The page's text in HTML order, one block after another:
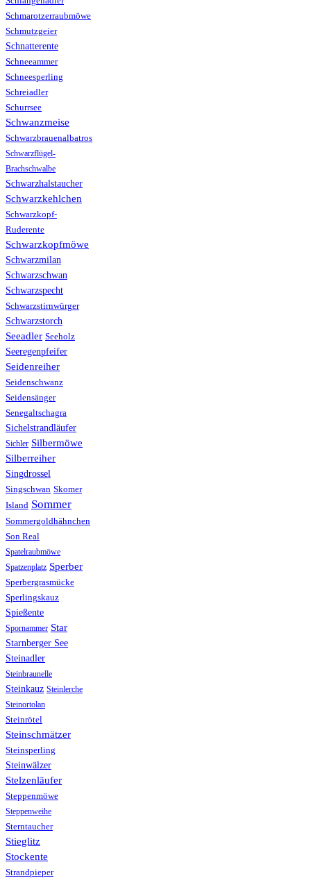
Schmarotzerraubmöwe
Schmutzgeier
Schnatterente
Schneeammer
Schneesperling
Schreiadler
Schurrsee
Schwanzmeise
Schwarzbrauenalbatros
Schwarzflügel-
Brachschwalbe
Schwarzhalstaucher
Schwarzkehlchen
Schwarzkopf-
Ruderente
Schwarzkopfmöwe
Schwarzmilan
Schwarzschwan
Schwarzspecht
Schwarzstirnwürger
Schwarzstorch
Seeadler Seeholz
Seeregenpfeifer
Seidenreiher
Seidenschwanz
Seidensänger
Senegaltschagra
Sichelstrandläufer
Sichler Silbermöwe
Silberreiher
Singdrossel
Singschwan Skomer
Island Sommer
Sommergoldhähnchen
Son Real
Spatelraubmöwe
Spatzenplatz Sperber
Sperbergrasmücke
Sperlingskauz
Spießente
Spornammer Star
Starnberger See
Steinadler
Steinbraunelle
Steinkauz Steinlerche
Steinortolan
Steinrötel
Steinschmätzer
Steinsperling
Steinwälzer
Stelzenläufer
Steppenmöwe
Steppenweihe
Sterntaucher
Stieglitz
Stockente
Strandpieper